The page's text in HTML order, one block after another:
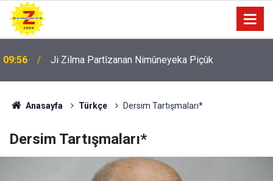
09:56 Ji Zilma Partîzanan Nimûneyeka Piçûk
Anasayfa Türkçe Dersim Tartışmaları*
Dersim Tartışmaları*